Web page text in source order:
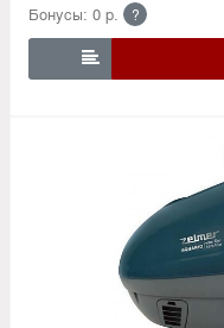
Бонусы: 0 р. ?
